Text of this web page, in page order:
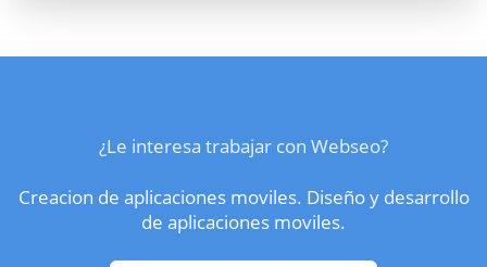
¿Le interesa trabajar con Webseo?
Creacion de aplicaciones moviles. Diseño y desarrollo
de aplicaciones moviles.